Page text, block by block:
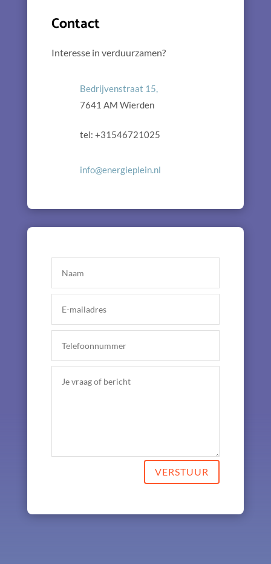
Contact
Interesse in verduurzamen?
Bedrijvenstraat 15,
7641 AM Wierden
tel: +31546721025
info@energieplein.nl
VERSTUUR